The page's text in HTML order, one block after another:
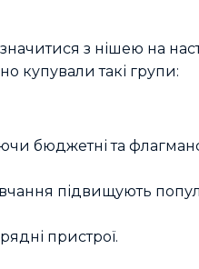
з нішею на
купували такі групи:
бюджетні та
підвищують
пристрої.